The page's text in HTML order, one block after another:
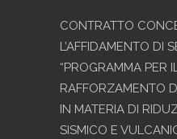
CONTRATTO
L’AFFIDAMENTO DI
“PROGRAMMA PER
RAFFORZAMENTO
IN MATERIA DI
SISMICO E